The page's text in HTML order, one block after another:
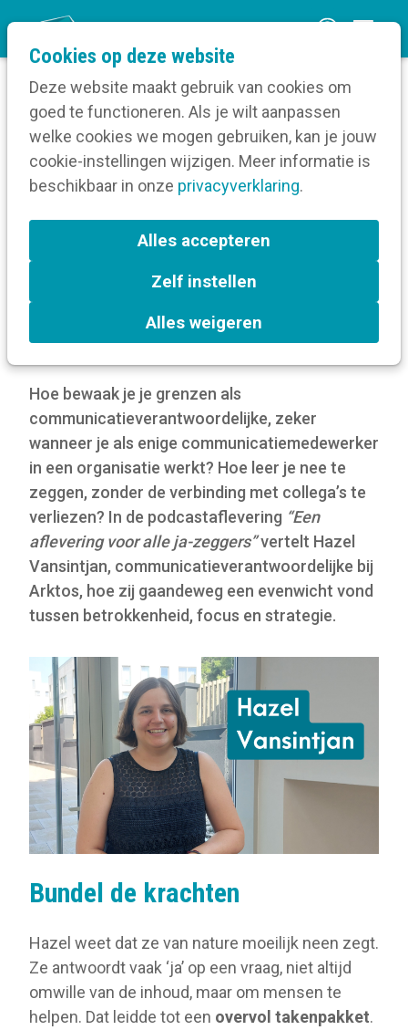
Cookies op deze website
Deze website maakt gebruik van cookies om
goed te functioneren. Als je wilt aanpassen
welke cookies we mogen gebruiken, kan je jouw
cookie-instellingen wijzigen. Meer informatie is
beschikbaar in onze privacyverklaring.
Alles accepteren
Zelf instellen
Alles weigeren
n
m
Home
Verruim je kennis
Communicatiebeleid
Communicatiebeleidsplan
Hoe leer je nee zeggen als
ja-zegger?
28 aug 2025 door Kortom
Hoe bewaak je je grenzen als
communicatieverantwoordelijke, zeker
wanneer je als enige communicatiemedewerker
in een organisatie werkt? Hoe leer je nee te
zeggen, zonder de verbinding met collega’s te
verliezen? In de podcastaflevering “Een
aflevering voor alle ja-zeggers”vertelt Hazel
Vansintjan, communicatieverantwoordelijke bij
Arktos, hoe zij gaandeweg een evenwicht vond
tussen betrokkenheid, focus en strategie.
Bundel de krachten
Hazel weet dat ze van nature moeilijk neen zegt.
Ze antwoordt vaak ‘ja’ op een vraag, niet altijd
omwille van de inhoud, maar om mensen te
helpen. Dat leidde tot een overvol takenpakket.